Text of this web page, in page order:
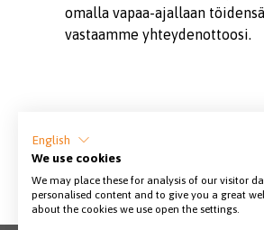
omalla vapaa-ajallaan
vastaamme yhteydenottoosi.
Jaa sivu
English
We use cookies
We may place these for analysis of our visitor
personalised content and to give you a great
about the cookies we use open the settings.